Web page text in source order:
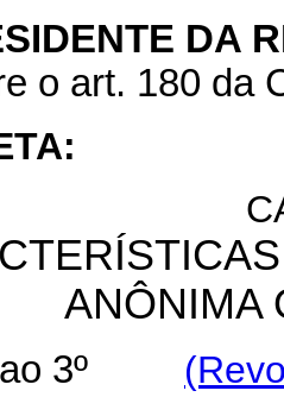
DA
o art. 180 da
ANÔNIMA
3º